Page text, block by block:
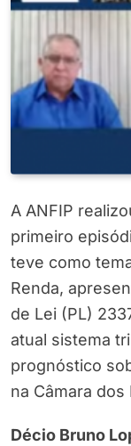
A ANFIP
primeiro
teve como
Renda,
de Lei (PL)
atual sistema
prognóstico
na Câmara dos
Décio Bruno